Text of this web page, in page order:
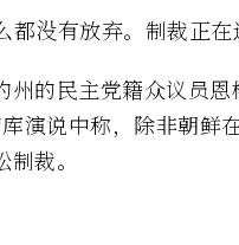
没有放弃。制裁正在
州的民主党籍众议员
演说中称，除非朝鲜
裁。